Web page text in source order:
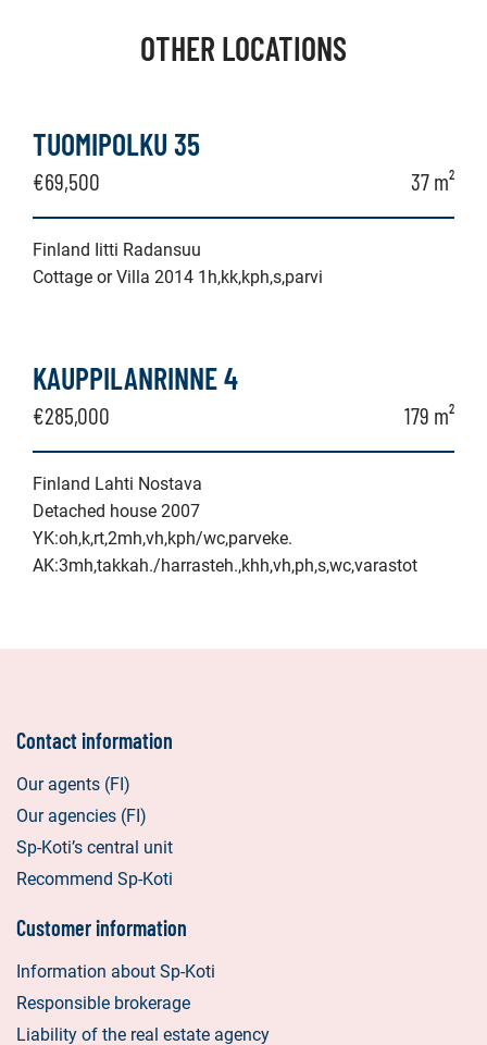
OTHER LOCATIONS
TUOMIPOLKU 35
€69,500 37 m²
Finland Iitti Radansuu
Cottage or Villa 2014 1h,kk,kph,s,parvi
KAUPPILANRINNE 4
€285,000 179 m²
Finland Lahti Nostava
Detached house 2007
YK:oh,k,rt,2mh,vh,kph/wc,parveke.
AK:3mh,takkah./harrasteh.,khh,vh,ph,s,wc,varastot
Contact information
Our agents (FI)
Our agencies (FI)
Sp-Koti’s central unit
Recommend Sp-Koti
Customer information
Information about Sp-Koti
Responsible brokerage
Liability of the real estate agency